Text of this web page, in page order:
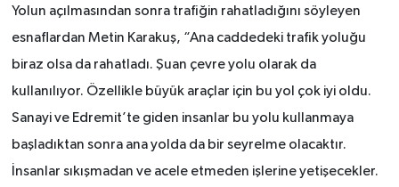
Yolun açılmasından sonra trafiğin rahatladığını söyleyen
esnaflardan Metin Karakuş, “Ana caddedeki trafik yoluğu
biraz olsa da rahatladı. Şuan çevre yolu olarak da
kullanılıyor. Özellikle büyük araçlar için bu yol çok iyi oldu.
Sanayi ve Edremit’te giden insanlar bu yolu kullanmaya
başladıktan sonra ana yolda da bir seyrelme olacaktır.
İnsanlar sıkışmadan ve acele etmeden işlerine yetişecekler.